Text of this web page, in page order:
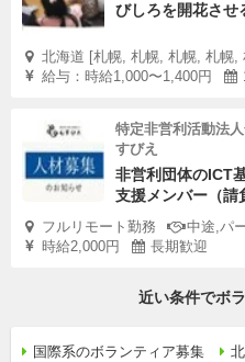
びしろを開花させ
北海道 [札幌, 札幌, 札幌, 札幌,
給与：時給1,000〜1,400円
特定非営利活動法
すびえ
非営利団体のICT
支援メンバー（請
フルリモート勤務
中途,パ
時給2,000円
長期歓迎
近い条件でボ
国際系のボランティア募集